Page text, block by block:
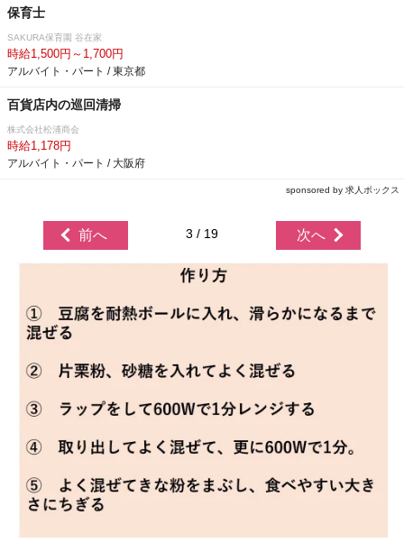
保育士
SAKURA保育園 谷在家
時給1,500円～1,700円
アルバイト・パート / 東京都
百貨店内の巡回清掃
株式会社松浦商会
時給1,178円
アルバイト・パート / 大阪府
sponsored by 求人ボックス
前へ 3 / 19 次へ